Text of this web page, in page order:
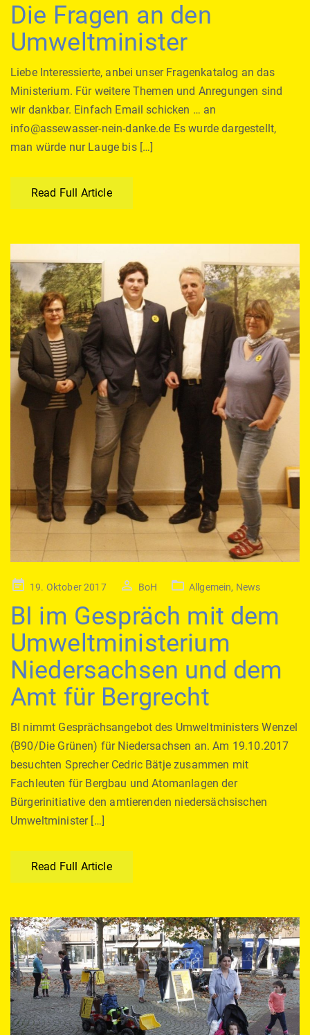
Die Fragen an den
Umweltminister
Liebe Interessierte, anbei unser Fragenkatalog an das
Ministerium. Für weitere Themen und Anregungen sind
wir dankbar. Einfach Email schicken … an
info@assewasser-nein-danke.de Es wurde dargestellt,
man würde nur Lauge bis […]
Read Full Article
Posted19. Oktober 2017 BoH Allgemein, News
BI im Gespräch mit dem
Umweltministerium
Niedersachsen und dem
Amt für Bergrecht
BI nimmt Gesprächsangebot des Umweltministers Wenzel
(B90/Die Grünen) für Niedersachsen an. Am 19.10.2017
besuchten Sprecher Cedric Bätje zusammen mit
Fachleuten für Bergbau und Atomanlagen der
Bürgerinitiative den amtierenden niedersächsischen
Umweltminister […]
Read Full Article